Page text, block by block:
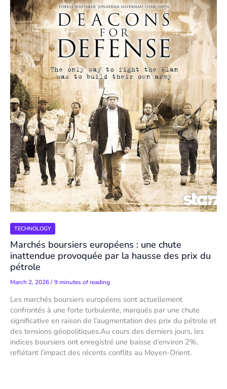
TECHNOLOGY
Marchés boursiers européens : une chute
inattendue provoquée par la hausse des prix du
pétrole
March 2, 2026/9 minutes of reading
Les marchés boursiers européens sont actuellement
confrontés à une forte turbulente, marqués par une chute
significative en raison de l’augmentation des prix du pétrole et
des tensions géopolitiques.Au cours des derniers jours, les
indices boursiers ont enregistré une baisse d’environ 2%,
reflétant l’impact des récents conflits au Moyen-Orient.